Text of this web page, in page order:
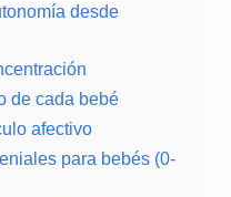
desde
de cada bebé
afectivo
para bebés (0-